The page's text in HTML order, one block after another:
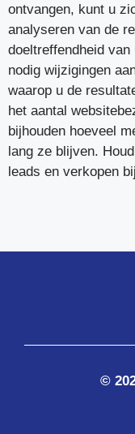
ontvangen, kunt u
analyseren van de
doeltreffendheid
nodig wijzigingen
waarop u de
het aantal
bijhouden hoeveel
lang ze blijven.
leads en verkopen
©